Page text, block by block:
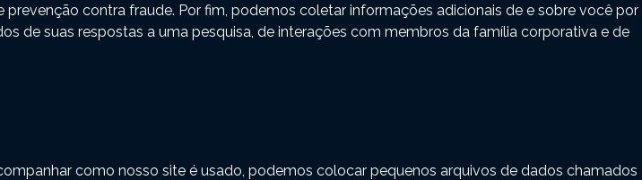
contra fraude. Por fim, podemos coletar informações adicionais de e sobre você por
de suas respostas a uma pesquisa, de interações com membros da família corporativa e de
como nosso site é usado, podemos colocar pequenos arquivos de dados chamados